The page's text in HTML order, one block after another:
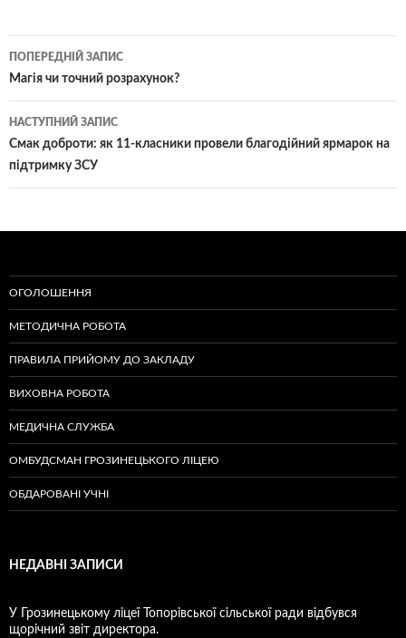
Навігація
по
записам
ПОПЕРЕДНІЙ ЗАПИС
Магія чи точний розрахунок?
НАСТУПНИЙ ЗАПИС
​Смак доброти: як 11-класники провели благодійний ярмарок на
підтримку ЗСУ
ОГОЛОШЕННЯ
МЕТОДИЧНА РОБОТА
ПРАВИЛА ПРИЙОМУ ДО ЗАКЛАДУ
ВИХОВНА РОБОТА
МЕДИЧНА СЛУЖБА
ОМБУДСМАН ГРОЗИНЕЦЬКОГО ЛІЦЕЮ
ОБДАРОВАНІ УЧНІ
НЕДАВНІ ЗАПИСИ
У Грозинецькому ліцеї Топорівської сільської ради відбувся
щорічний звіт директора.